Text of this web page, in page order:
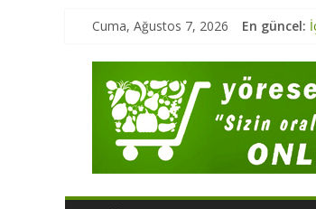
Cuma, Ağustos 7, 2026 En güncel: